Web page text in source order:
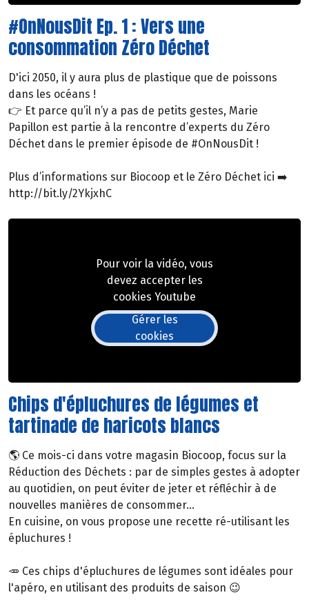
#OnNousDit Ep. 1 : Vers une
consommation Zéro Déchet
D'ici 2050, il y aura plus de plastique que de poissons
dans les océans !
👉 Et parce qu’il n’y a pas de petits gestes, Marie
Papillon est partie à la rencontre d’experts du Zéro
Déchet dans le premier épisode de #OnNousDit !
Plus d’informations sur Biocoop et le Zéro Déchet ici ➡️
http://bit.ly/2YkjxhC
Pour voir la vidéo, vous
devez accepter les
cookies Youtube
Gérer les
cookies
Chips d'épluchures de légumes et
tartinade de haricots blancs
🌎 Ce mois-ci dans votre magasin Biocoop, focus sur la
Réduction des Déchets : par de simples gestes à adopter
au quotidien, on peut éviter de jeter et réfléchir à de
nouvelles manières de consommer...
En cuisine, on vous propose une recette ré-utilisant les
épluchures !
🥕 Ces chips d'épluchures de légumes sont idéales pour
l'apéro, en utilisant des produits de saison 😉